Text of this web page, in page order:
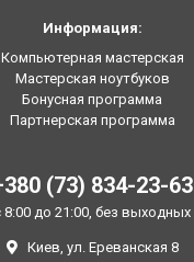
Информация:
Компьютерная мастерская
Мастерская ноутбуков
Бонусная программа
Партнерская программа
(73) 834-23-63
8:00 до 21:00, без выходных
Киев, ул. Ереванская 8